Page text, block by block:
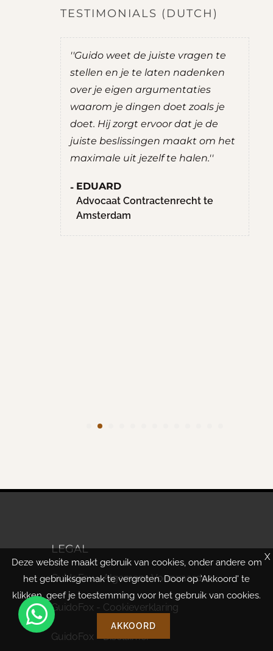
TESTIMONIALS (DUTCH)
''Guido weet de juiste vragen te
stellen en je te laten nadenken
over je eigen argumentaties
waarom je dingen doet zoals je
doet. Hij zorgt ervoor dat je de
juiste beslissingen maakt om het
maximale uit jezelf te halen.''
EDUARD
Advocaat Contractenrecht te
Amsterdam
''Guido
je
zelf mee
adviezen
een
ROBERT
Student
LEGAL
GuidoFox - Algemene Voorwaarden
GuidoFox - Cookieverklaring
GuidoFox - Disclaimer
Deze website maakt gebruik van cookies, onder andere om
het gebruiksgemak te vergroten. Door op 'Akkoord' te
klikken, geef je toestemming voor het gebruik van cookies.
AKKOORD
X